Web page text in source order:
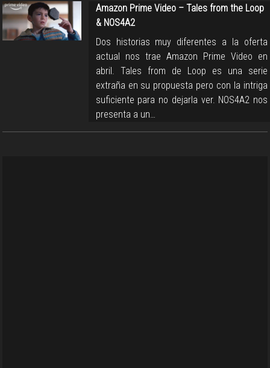
Amazon Prime Video – Tales from the Loop
& NOS4A2
Dos historias muy diferentes a la oferta
actual nos trae Amazon Prime Video en
abril. Tales from de Loop es una serie
extraña en su propuesta pero con la intriga
suficiente para no dejarla ver. NOS4A2 nos
presenta a un…